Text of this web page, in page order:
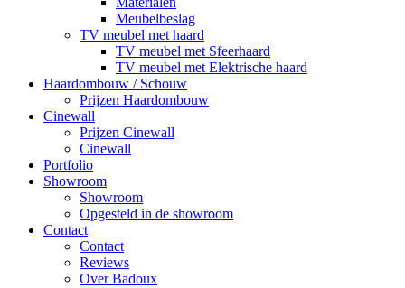
Meubelbeslag
TV meubel met haard
TV meubel met Sfeerhaard
TV meubel met Elektrische haard
Haardombouw / Schouw
Prijzen Haardombouw
Cinewall
Prijzen Cinewall
Cinewall
Portfolio
Showroom
Showroom
Opgesteld in de showroom
Contact
Contact
Reviews
Over Badoux